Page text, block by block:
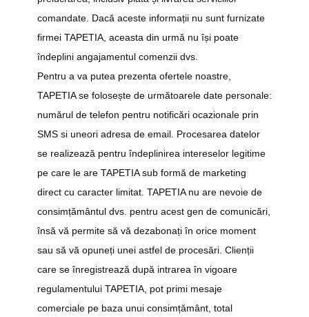
comandate. Dacă aceste informații nu sunt furnizate
firmei TAPETIA, aceasta din urmă nu își poate
îndeplini angajamentul comenzii dvs.
Pentru a va putea prezenta ofertele noastre,
TAPETIA se folosește de următoarele date personale:
numărul de telefon pentru notificări ocazionale prin
SMS si uneori adresa de email. Procesarea datelor
se realizează pentru îndeplinirea intereselor legitime
pe care le are TAPETIA sub formă de marketing
direct cu caracter limitat. TAPETIA nu are nevoie de
consimțământul dvs. pentru acest gen de comunicări,
însă vă permite să vă dezabonați în orice moment
sau să vă opuneți unei astfel de procesări. Clienții
care se înregistrează după intrarea în vigoare
regulamentului TAPETIA, pot primi mesaje
comerciale pe baza unui consimțământ, total